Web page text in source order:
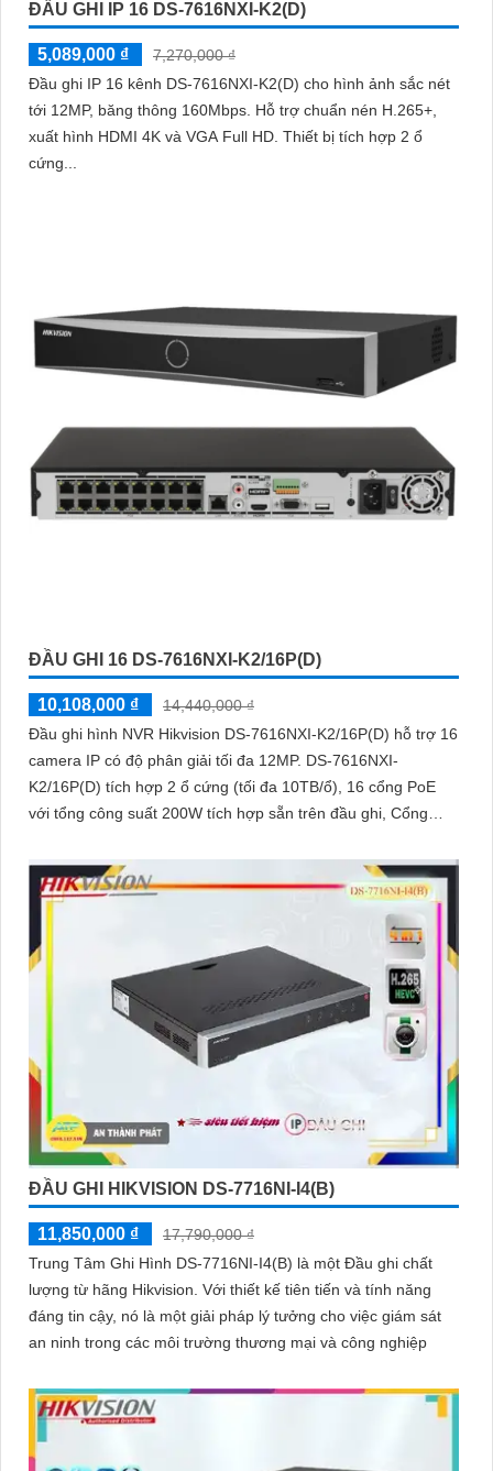
ĐẦU GHI IP 16 DS-7616NXI-K2(D)
5,089,000 ₫
7,270,000 ₫
Đầu ghi IP 16 kênh DS-7616NXI-K2(D) cho hình ảnh sắc nét
tới 12MP, băng thông 160Mbps. Hỗ trợ chuẩn nén H.265+,
xuất hình HDMI 4K và VGA Full HD. Thiết bị tích hợp 2 ổ
cứng...
ĐẦU GHI 16 DS-7616NXI-K2/16P(D)
10,108,000 ₫
14,440,000 ₫
Đầu ghi hình NVR Hikvision DS-7616NXI-K2/16P(D) hỗ trợ 16
camera IP có độ phân giải tối đa 12MP. DS-7616NXI-
K2/16P(D) tích hợp 2 ổ cứng (tối đa 10TB/ổ), 16 cổng PoE
với tổng công suất 200W tích hợp sẵn trên đầu ghi, Cổng
chuyển động thông minh
ĐẦU GHI HIKVISION DS-7716NI-I4(B)
11,850,000 ₫
17,790,000 ₫
Trung Tâm Ghi Hình DS-7716NI-I4(B) là một Đầu ghi chất
lượng từ hãng Hikvision. Với thiết kế tiên tiến và tính năng
đáng tin cậy, nó là một giải pháp lý tưởng cho việc giám sát
an ninh trong các môi trường thương mại và công nghiệp